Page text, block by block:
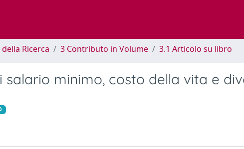
Ricerca 3 Contributo in Volume 3.1 Articolo su libro
salario minimo, costo della vita e